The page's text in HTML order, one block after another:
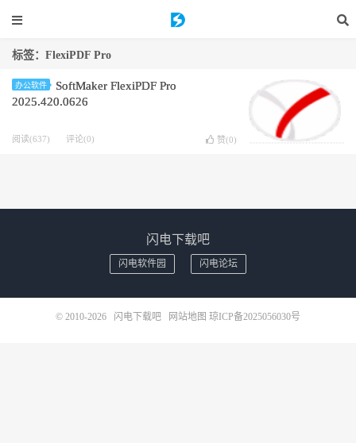
标签：FlexiPDF Pro
办公软件
SoftMaker FlexiPDF Pro
2025.420.0626
阅读(637) 评论(0) 赞(0)
闪电下载吧
闪电软件园 闪电论坛
© 2010-2026 闪电下载吧 网站地图 琼ICP备2025056030号